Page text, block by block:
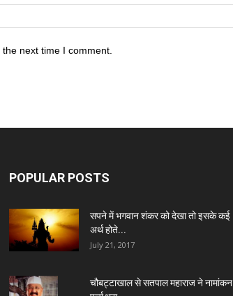
next time I comment.
POPULAR POSTS
सपने में भगवान शंकर को देखा तो इसके कई
अर्थ होते...
July 21, 2017
चौबट्टाखाल से सतपाल महाराज ने नामांकन